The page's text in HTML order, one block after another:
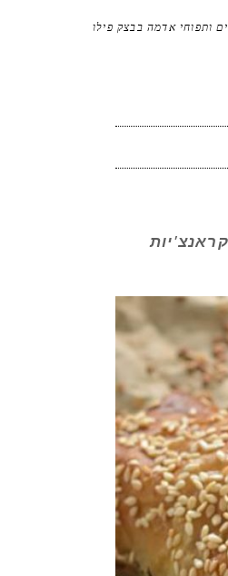
ותפוחי אדמה בבצק פילו